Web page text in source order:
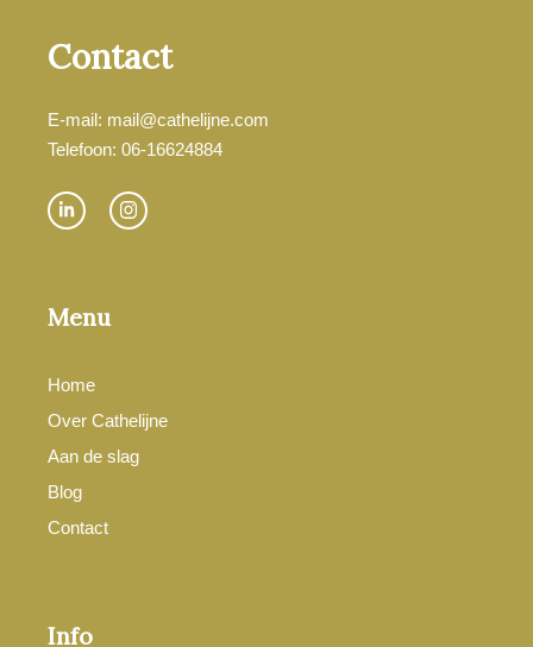
Contact
E-mail: mail@cathelijne.com
Telefoon: 06-16624884
Menu
Home
Over Cathelijne
Aan de slag
Blog
Contact
Info